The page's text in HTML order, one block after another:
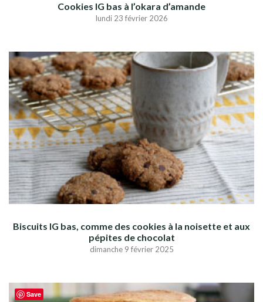
Cookies IG bas à l’okara d’amande
lundi 23 février 2026
Biscuits IG bas, comme des cookies à la noisette et aux
pépites de chocolat
dimanche 9 février 2025
Save